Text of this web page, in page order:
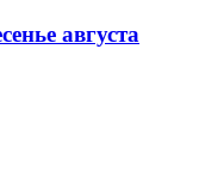
августа